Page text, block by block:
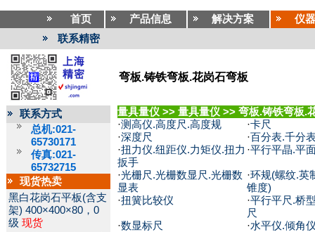
首页 产品信息 解决方案
仪
联系精密
弯板.铸铁弯板.花岗石弯板
联系方式
总机:021-
65730171
传真:021-
65732715
现货热卖
黑白花岗石平板(含支
架) 400×400×80，0
级 现货
量具量仪 >> 量具量仪 >> 弯板.铸铁弯板.
·测高仪.高度尺.高度规 ·卡尺
·深度尺 ·百分表.千分
·扭力仪.纽距仪.力矩仪.扭力
扳手
·平行平晶.平
·光栅尺.光栅数显尺.光栅数
显表
·环规(螺纹.英
锥度)
·扭簧比较仪 ·平行平尺.桥
尺
·数显标尺 ·水平仪.倾角